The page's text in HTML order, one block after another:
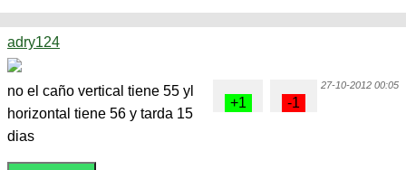
adry124
27-10-2012 00:05
no el caño vertical tiene 55 yl
horizontal tiene 56 y tarda 15
dias